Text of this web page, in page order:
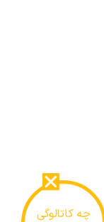
چه کاتالوگی